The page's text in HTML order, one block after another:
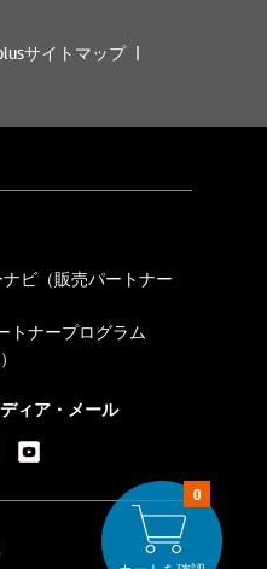
0
サイトマップ
ナビ（販売パートナー
トナープログラム
ィア・メール